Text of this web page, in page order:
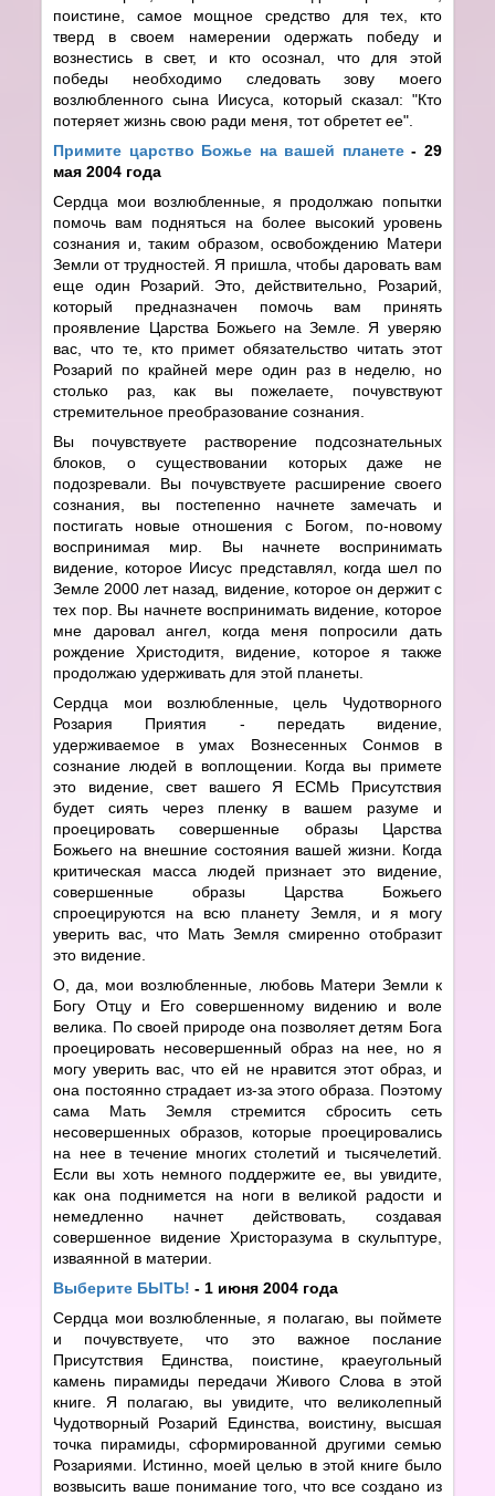
поистине, самое мощное средство для тех, кто
тверд в своем намерении одержать победу и
вознестись в свет, и кто осознал, что для этой
победы необходимо следовать зову моего
возлюбленного сына Иисуса, который сказал: "Кто
потеряет жизнь свою ради меня, тот обретет ее".
Примите царство Божье на вашей планете- 29
мая 2004 года
Сердца мои возлюбленные, я продолжаю попытки
помочь вам подняться на более высокий уровень
сознания и, таким образом, освобождению Матери
Земли от трудностей. Я пришла, чтобы даровать вам
еще один Розарий. Это, действительно, Розарий,
который предназначен помочь вам принять
проявление Царства Божьего на Земле. Я уверяю
вас, что те, кто примет обязательство читать этот
Розарий по крайней мере один раз в неделю, но
столько раз, как вы пожелаете, почувствуют
стремительное преобразование сознания.
Вы почувствуете растворение подсознательных
блоков, о существовании которых даже не
подозревали. Вы почувствуете расширение своего
сознания, вы постепенно начнете замечать и
постигать новые отношения с Богом, по-новому
воспринимая мир. Вы начнете воспринимать
видение, которое Иисус представлял, когда шел по
Земле 2000 лет назад, видение, которое он держит с
тех пор. Вы начнете воспринимать видение, которое
мне даровал ангел, когда меня попросили дать
рождение Христодитя, видение, которое я также
продолжаю удерживать для этой планеты.
Сердца мои возлюбленные, цель Чудотворного
Розария Приятия - передать видение,
удерживаемое в умах Вознесенных Сонмов в
сознание людей в воплощении. Когда вы примете
это видение, свет вашего Я ЕСМЬ Присутствия
будет сиять через пленку в вашем разуме и
проецировать совершенные образы Царства
Божьего на внешние состояния вашей жизни. Когда
критическая масса людей признает это видение,
совершенные образы Царства Божьего
спроецируются на всю планету Земля, и я могу
уверить вас, что Мать Земля смиренно отобразит
это видение.
О, да, мои возлюбленные, любовь Матери Земли к
Богу Отцу и Его совершенному видению и воле
велика. По своей природе она позволяет детям Бога
проецировать несовершенный образ на нее, но я
могу уверить вас, что ей не нравится этот образ, и
она постоянно страдает из-за этого образа. Поэтому
сама Мать Земля стремится сбросить сеть
несовершенных образов, которые проецировались
на нее в течение многих столетий и тысячелетий.
Если вы хоть немного поддержите ее, вы увидите,
как она поднимется на ноги в великой радости и
немедленно начнет действовать, создавая
совершенное видение Христоразума в скульптуре,
изваянной в материи.
Выберите БЫТЬ! - 1 июня 2004 года
Сердца мои возлюбленные, я полагаю, вы поймете
и почувствуете, что это важное послание
Присутствия Единства, поистине, краеугольный
камень пирамиды передачи Живого Слова в этой
книге. Я полагаю, вы увидите, что великолепный
Чудотворный Розарий Единства, воистину, высшая
точка пирамиды, сформированной другими семью
Розариями. Истинно, моей целью в этой книге было
возвысить ваше понимание того, что все создано из